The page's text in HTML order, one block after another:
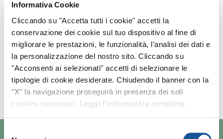
Informativa Cookie
Cliccando su "Accetta tutti i cookie" accetti la
conservazione dei cookie sul tuo dispositivo al fine di
migliorare le prestazioni, le funzionalità, l’analisi dei dati e
la personalizzazione del nostro sito. Cliccando su
"Acconsenti ai selezionati" accetti di selezionare le
tipologie di cookie desiderate. Chiudendo il banner con la
"X" la navigazione proseguirà in presenza dei soli
cookies necessari. Leggi l'informativa completa
Al momento non ci sono annunci
corrispondenti.
Amplia i tuoi criteri di ricerca o invia il tuo
CV per lacandidatura spontanea .